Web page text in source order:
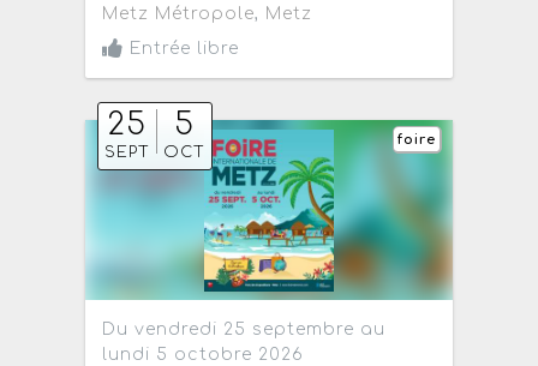
Metz Métropole, Metz
Entrée libre
25
SEPT
5
OCT
foire
Du vendredi 25 septembre au
lundi 5 octobre 2026